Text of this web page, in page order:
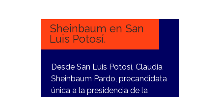
Sheinbaum en San
Luis Potosí.
Desde San Luis Potosí, Claudia
Sheinbaum Pardo, precandidata
única a la presidencia de la